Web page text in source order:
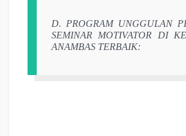
D. PROGRAM UNGGULAN
SEMINAR MOTIVATOR DI
ANAMBAS TERBAIK: